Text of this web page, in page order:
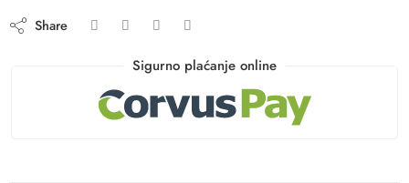
Share
Sigurno plaćanje online